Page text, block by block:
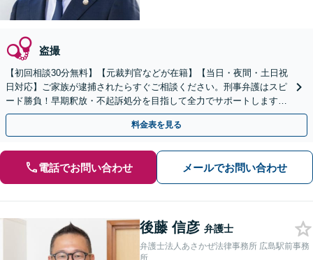
盗撮
【初回相談30分無料】【元裁判官などが在籍】【当日・夜間・土日祝
日対応】ご家族が逮捕されたらすぐご相談ください。刑事弁護はスピ
ード勝負！早期釈放・不起訴処分を目指して全力でサポートします。
【スピード対応】
料金表を見る
電話でお問い合わせ メールでお問い合わせ
後藤 信彦 弁護士
弁護士法人あさかぜ法律事務所 広島駅前事務
所